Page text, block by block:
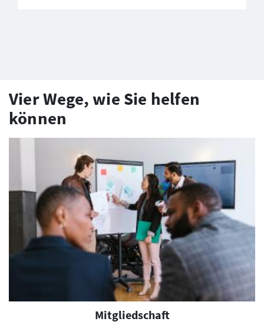
Vier Wege, wie Sie helfen
können
Mitgliedschaft